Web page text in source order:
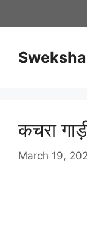
Sweksha
कचरा
March 19,